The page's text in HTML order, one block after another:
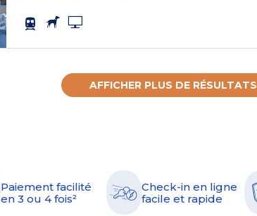
AFFICHER PLUS DE RÉSULTATS
Paiement facilité
en 3 ou 4 fois²
Check-in en ligne
facile et rapide